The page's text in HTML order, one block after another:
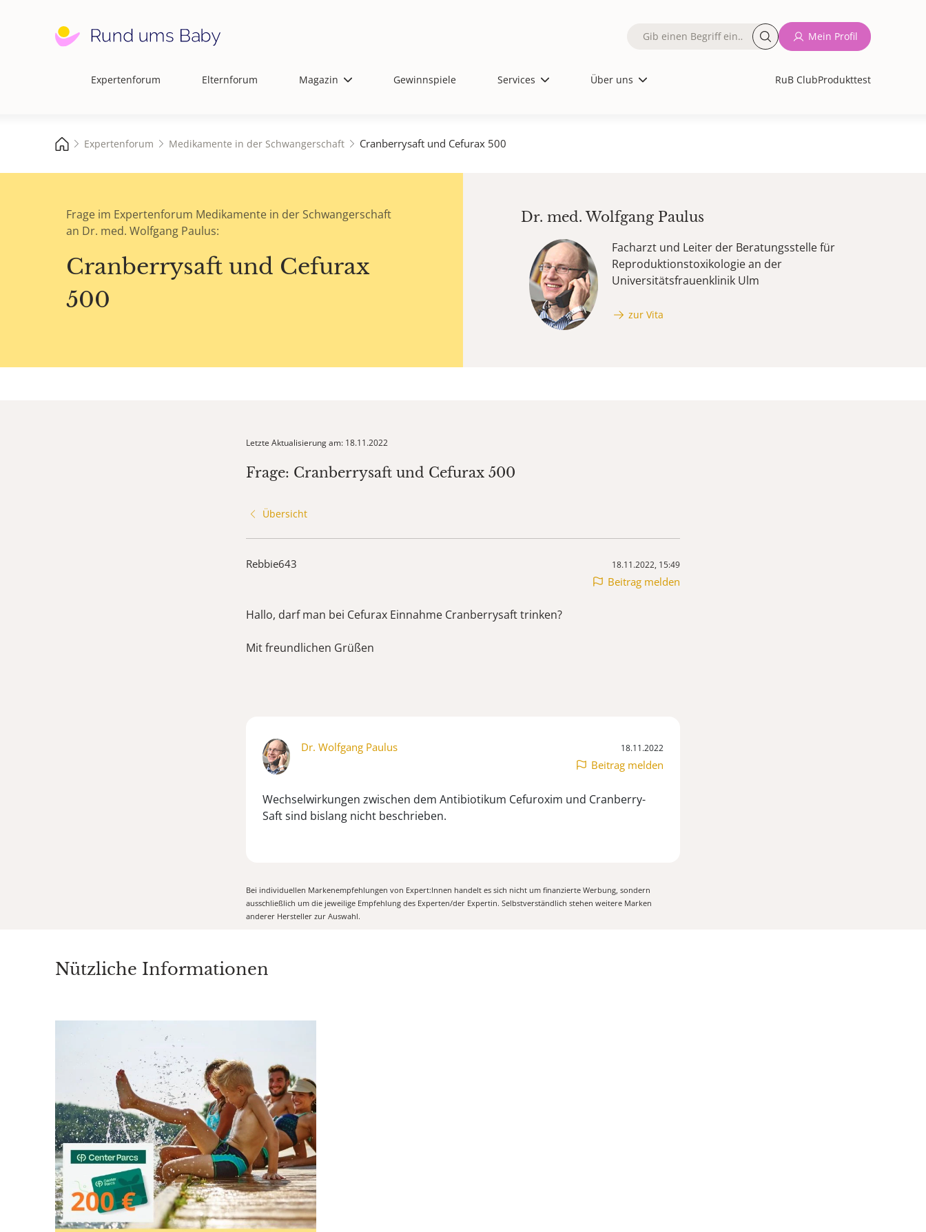
Hauptnavigation
Expertenforum Elternforum Magazin Gewinnspiele Services Über uns RuB ClubProdukttest
Fulltext
Mein Profil
Expertenforum Medikamente in der Schwangerschaft Cranberrysaft und Cefurax 500
Frage im Expertenforum Medikamente in der Schwangerschaft
an Dr. med. Wolfgang Paulus:
Cranberrysaft und Cefurax
500
Dr. med.Wolfgang Paulus
Facharzt und Leiter der Beratungsstelle für
Reproduktionstoxikologie an der
Universitätsfrauenklinik Ulm
zur Vita
Letzte Aktualisierung am: 18.11.2022
Frage: Cranberrysaft und Cefurax 500
Übersicht
Rebbie643 18.11.2022, 15:49
Beitrag melden
Hallo, darf man bei Cefurax Einnahme Cranberrysaft trinken?
Mit freundlichen Grüßen
Dr. Wolfgang Paulus 18.11.2022
Beitrag melden
Wechselwirkungen zwischen dem Antibiotikum Cefuroxim und Cranberry-
Saft sind bislang nicht beschrieben.
Bei individuellen Markenempfehlungen von Expert:Innen handelt es sich nicht um finanzierte Werbung, sondern
ausschließlich um die jeweilige Empfehlung des Experten/der Expertin. Selbstverständlich stehen weitere Marken
anderer Hersteller zur Auswahl.
Nützliche Informationen